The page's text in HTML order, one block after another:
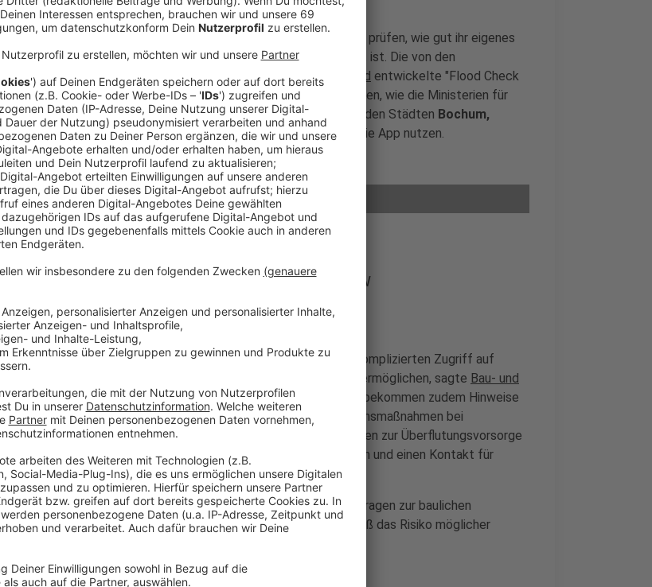
(dpa) - Per App können Menschen in Nordrhein-Westfalen künftig prüfen, wie gut ihr eigenes
Zuhause vor Überflutung, Starkregen oder Hochwasser geschützt ist. Die von den
Wirtschaftsverbänden Emschergenossenschaft und Lippeverband entwickelte "Flood Check
App" soll in den kommenden Monaten landesweit ausgerollt werden, wie die Ministerien für
Umweltund Kommunales mitteilten. Bisher könnten nur Bürger in den Städten Bochum,
Bottrop, Essen, Gelsenkirchen, Gladbeck, Herne und Herten
die App nutzen.
Anzeige
©picture alliance/dpa | Marius Becker
Anzeige
Hochwasser-Risiken für jede beliebige Adresse in NRW
Ziel sei es, allen Bürgerinnen und Bürgern einen schnellen und unkomplizierten Zugriff auf
Informationen zur konkreten Gefährdungslage ihrer Immobilie zu ermöglichen, sagte Bau- und
Kommunalministerin Ina Scharrenbach (CDU). Die Nutzer der App bekommen zudem Hinweise
zum baulichen Schutz ihrer eigenen vier Wände sowie zu Verhaltensmaßnahmen bei
Hochwasser. In der App können die Kommunen auch ihre Aktivitäten zur Überflutungsvorsorge
darstellen, auf die kommunale Starkregengefahrenkarte hinweisen und einen Kontakt für
Fragen bereitstellen.
Nutzer geben in die App ihre Wohnadresse ein und beantworten Fragen zur baulichen
Beschaffenheit des Wohnobjektes. Daraus wird ermittelt, wie groß das Risiko möglicher
Anzeige